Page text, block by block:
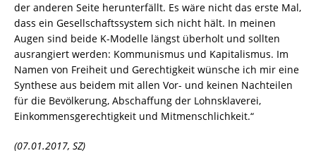
der anderen Seite herunterfällt. Es wäre nicht das erste Mal,
dass ein Gesellschaftssystem sich nicht hält. In meinen
Augen sind beide K-Modelle längst überholt und sollten
ausrangiert werden: Kommunismus und Kapitalismus. Im
Namen von Freiheit und Gerechtigkeit wünsche ich mir eine
Synthese aus beidem mit allen Vor- und keinen Nachteilen
für die Bevölkerung, Abschaffung der Lohnsklaverei,
Einkommensgerechtigkeit und Mitmenschlichkeit.“
(07.01.2017, SZ)